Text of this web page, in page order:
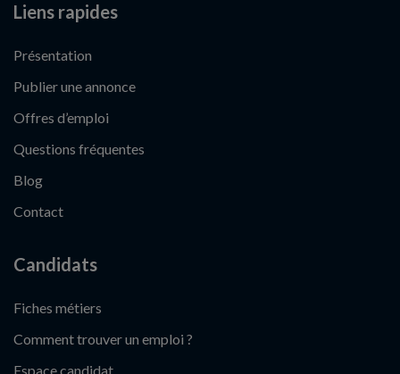
Liens rapides
Présentation
Publier une annonce
Offres d’emploi
Questions fréquentes
Blog
Contact
Candidats
Fiches métiers
Comment trouver un emploi ?
Espace candidat